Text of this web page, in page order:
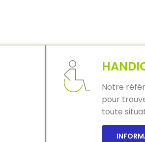
Notre
pour
toute